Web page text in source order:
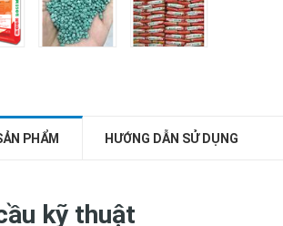
PHẨM HƯỚNG DẪN SỬ DỤNG
kỹ thuật